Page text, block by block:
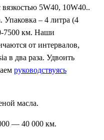
5W40, 10W40..
Упаковка – 4 литра (4
7500 км. Наши
от интервалов,
в два раза. Удвоить
руководствуясь
масла.
— 40 000 км.